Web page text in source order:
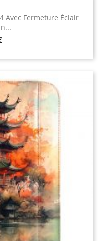
Avec Fermeture Éclair